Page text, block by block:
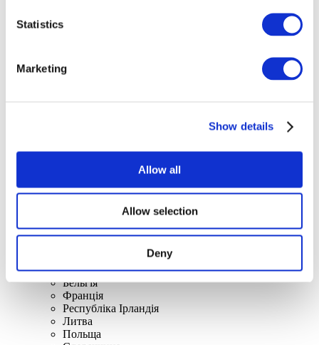
Statistics
Marketing
Show details
Allow all
Allow selection
Deny
Великобританія
Данія
Бельгія
Франція
Республіка Ірландія
Литва
Польща